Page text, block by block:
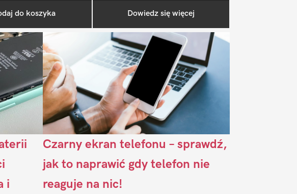
do koszyka Dowiedz się więcej
Sidebar
i
Czarny ekran telefonu – sprawdź,
jak to naprawić gdy telefon nie
reaguje na nic!